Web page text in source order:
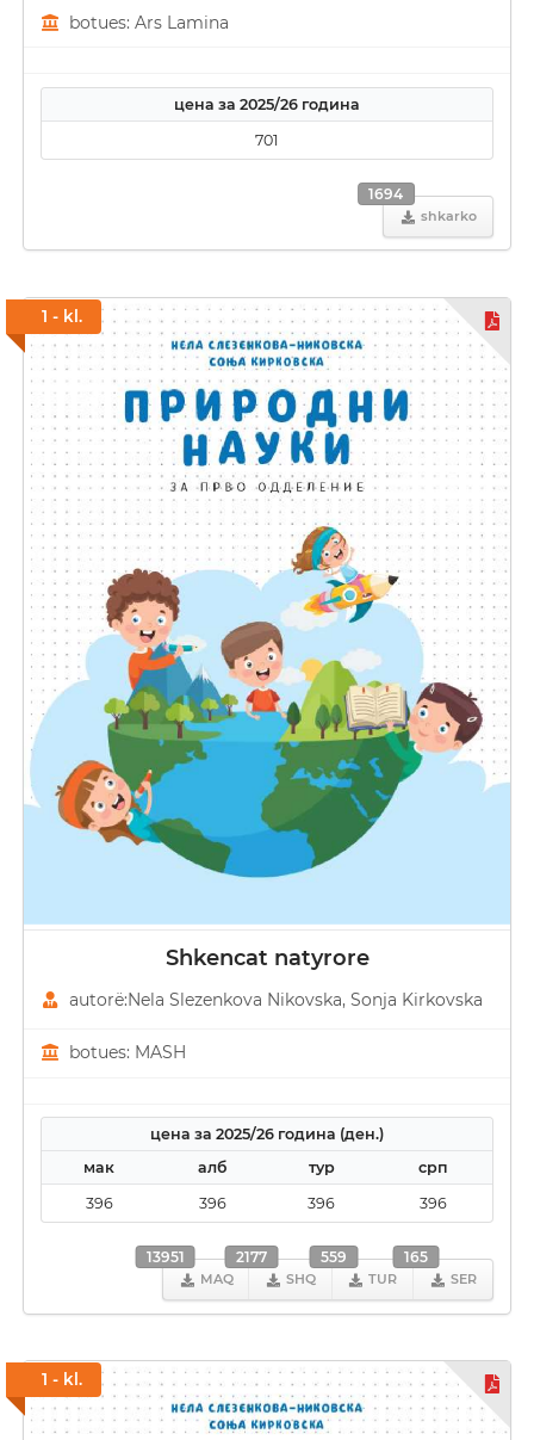
botues: Ars Lamina
цена за 2025/26 година
701
shkarko
1694
1 - kl.
Shkencat natyrore
autorë:Nela Slezenkova Nikovska, Sonja Kirkovska
botues: MASH
цена за 2025/26 година (ден.)
мак
алб тур
срп
396
396 396 396
MAQ
13951
SHQ
2177
TUR
559
SER
165
1 - kl.